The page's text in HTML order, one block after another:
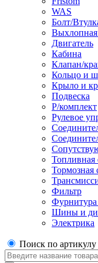
WAS
Болт/
Выхлопная
Двигатель
Кабина
Клапан/
Кольцо и
Крыло и
Подвеска
Р/комплект
Рулевое
Топливная
Тормозная
Фильтр
Шины и
Электрика
Поиск по артикулу